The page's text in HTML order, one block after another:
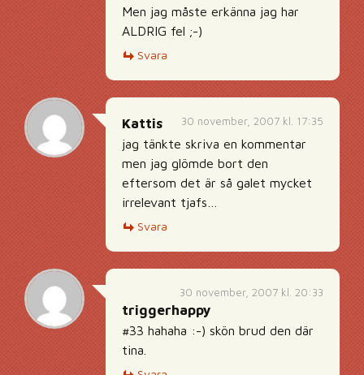
Men jag måste erkänna jag har
ALDRIG fel ;-)
Svara
30 november, 2007 kl. 17:35
Kattis
jag tänkte skriva en kommentar
men jag glömde bort den
eftersom det är så galet mycket
irrelevant tjafs…
Svara
30 november, 2007 kl. 20:33
triggerhappy
#33 hahaha :-) skön brud den där
tina.